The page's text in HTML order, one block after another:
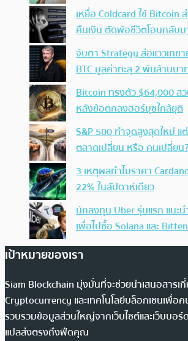
เหยื่อ Coldcard ใช้ Bitcoin
คืนเงิน ตัดพ้อชีวิตโอนกลับ
จับตา Strategy ส่อแววเทข
BTC มูลค่าทะลุ 2 พันล้านบา
Bitcoin ทรงตัว $64,000 ส
หลังข้อตกลงฮอร์มุซใกล้ยุติ
S&P 500 ทำจุดสูงสุดใหม่ แ
ตลาดเปลี่ยน หรือ คนเปลี่ยน
3 เหตุผลทำไมราคา
22% ในสัปดาห์เดียว
นักลงทุน Uber รุ่นแรก แนะน
เพื่อไปซื้อ Solana และ
เป้าหมายของเรา
Siam Blockchain มุ่งมั่นที่จะช่วยนำเสนอสารเ
Cryptocurrency และเทคโนโลยีบล็อกเชนเพื่อค
รวบรวมข้อมูลส่วนใหญ่จากเว็บไซต์และเว็บบอร์
แปลส่งตรงถึงฟีดคุณ